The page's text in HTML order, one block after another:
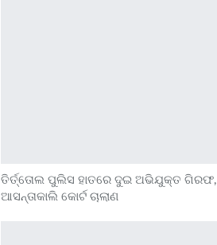
ତିର୍ତ୍ତୋଲ ପୁଲିସ ହାତରେ ଦୁଇ ଅଭିଯୁକ୍ତ ଗିରଫ,
ଆସନ୍ତାକାଲି କୋର୍ଟ ଚାଲାଣ